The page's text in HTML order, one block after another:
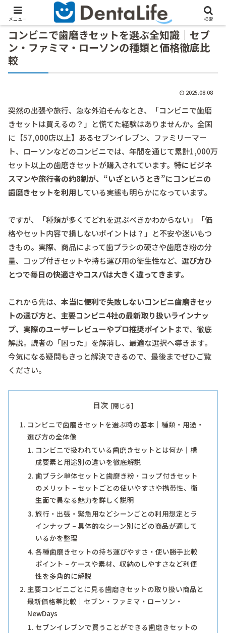
コンビニで歯磨きセットを選ぶ全知識｜セブ
ン・ファミマ・ローソンの種類と価格徹底比
較
2025.08.08
突然の出張や旅行、急な外泊――そんなとき、「コンビニで歯磨
きセットは買えるの？」と慌てた経験はありませんか。全国
に【57,000店以上】あるセブンイレブン、ファミリーマー
ト、ローソンなどのコンビニでは、年間を通じて累計1,000万
セット以上の歯磨きセットが購入されています。 特にビジネ
スマンや旅行者の約8割が、“いざというとき”にコンビニの
歯磨きセットを利用している実態も明らかになっています。
ですが、「種類が多くてどれを選ぶべきかわからない」「価
格やセット内容で損しないポイントは？」と不安や迷いもつ
きもの。実際、商品によって歯ブラシの硬さや歯磨き粉の分
量、コップ付きセットや持ち運び用の衛生性など、 選び方ひ
とつで毎日の快適さやコスパは大きく違ってきます。
これから先は、 本当に便利で失敗しないコンビニ歯磨きセッ
トの選び方と、主要コンビニ4社の最新取り扱いラインナッ
プ、実際のユーザーレビューやプロ推奨ポイントまで、徹底
解説。読者の「困った」を解消し、最適な選択へ導きます。
今気になる疑問もきっと解決できるので、最後までぜひご覧
ください。
目次
コンビニで歯磨きセットを選ぶ時の基本｜種類・用途・
選び方の全体像
コンビニで扱われている歯磨きセットとは何か｜構
成要素と用途別の違いを徹底解説
歯ブラシ単体セットと歯磨き粉・コップ付きセット
のメリット – セットごとの使いやすさや携帯性、衛
生面で異なる魅力を詳しく説明
旅行・出張・緊急用などシーンごとの利用想定とラ
インナップ – 具体的なシーン別にどの商品が適して
いるかを整理
各種歯磨きセットの持ち運びやすさ・使い勝手比較
ポイント – ケースや素材、収納のしやすさなど利便
性を多角的に解説
主要コンビニごとに見る歯磨きセットの取り扱い商品と
最新価格帯比較｜セブン・ファミマ・ローソン・
NewDays
セブンイレブンで買うことができる歯磨きセットの
メニュー 検索